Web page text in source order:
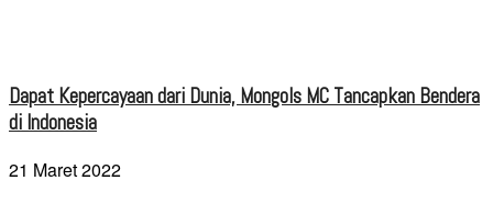
Dapat Kepercayaan dari Dunia, Mongols MC Tancapkan Bendera
di Indonesia
21 Maret 2022